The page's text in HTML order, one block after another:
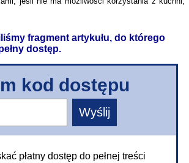
fragment artykułu, do którego
dostęp.
kod dostępu
płatny dostęp do pełnej treści